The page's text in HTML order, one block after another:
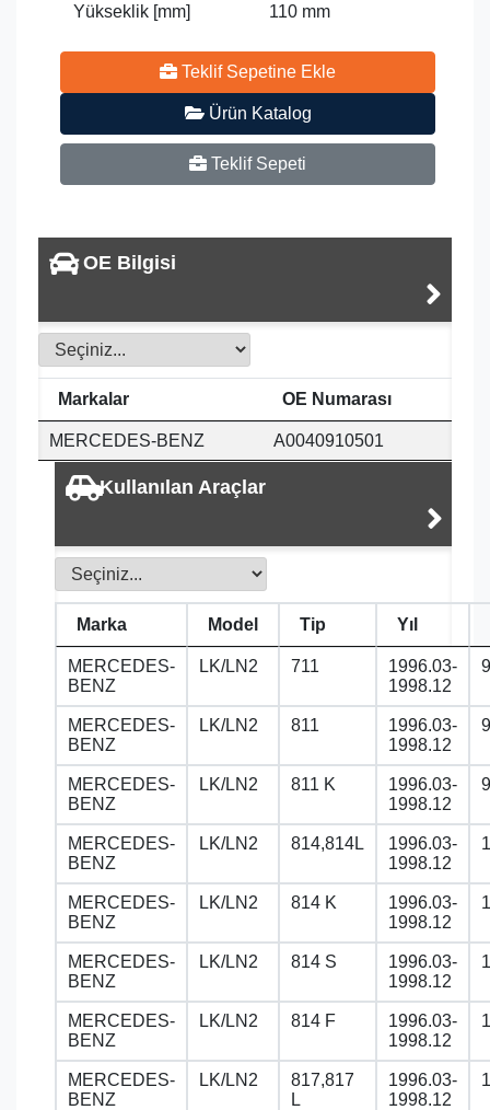
Yükseklik [mm] 110 mm
Teklif Sepetine Ekle
Ürün Katalog
Teklif Sepeti
OE Bilgisi
Markalar OE Numarası
MERCEDES-BENZ A0040910501
Kullanılan Araçlar
Marka Model Tip Yıl
MERCEDES-
BENZ
LK/LN2 711
1996.03-
1998.12
MERCEDES-
BENZ
LK/LN2 811
1996.03-
1998.12
MERCEDES-
BENZ
LK/LN2 811 K
1996.03-
1998.12
MERCEDES-
BENZ
LK/LN2 814,814L
1996.03-
1998.12
MERCEDES-
BENZ
LK/LN2 814 K
1996.03-
1998.12
MERCEDES-
BENZ
LK/LN2 814 S
1996.03-
1998.12
MERCEDES-
BENZ
LK/LN2 814 F
1996.03-
1998.12
MERCEDES-
BENZ
LK/LN2
817,817
L
1996.03-
1998.12